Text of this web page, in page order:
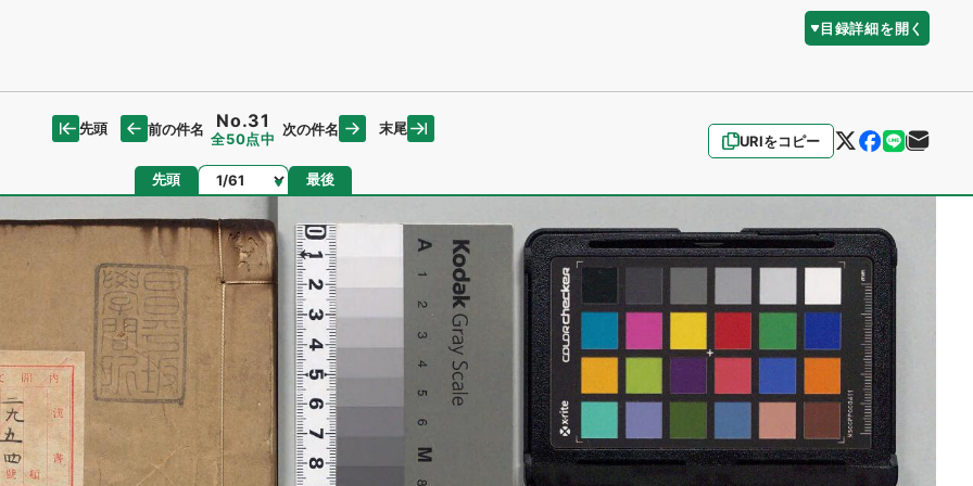
目録詳細を開く
URIをコピー
先頭 前の件名 No.31
全50点中
次の件名 末尾
先頭 ページ 最後